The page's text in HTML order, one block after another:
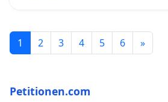
1 2 3 4 5 6 »
Petitionen.com